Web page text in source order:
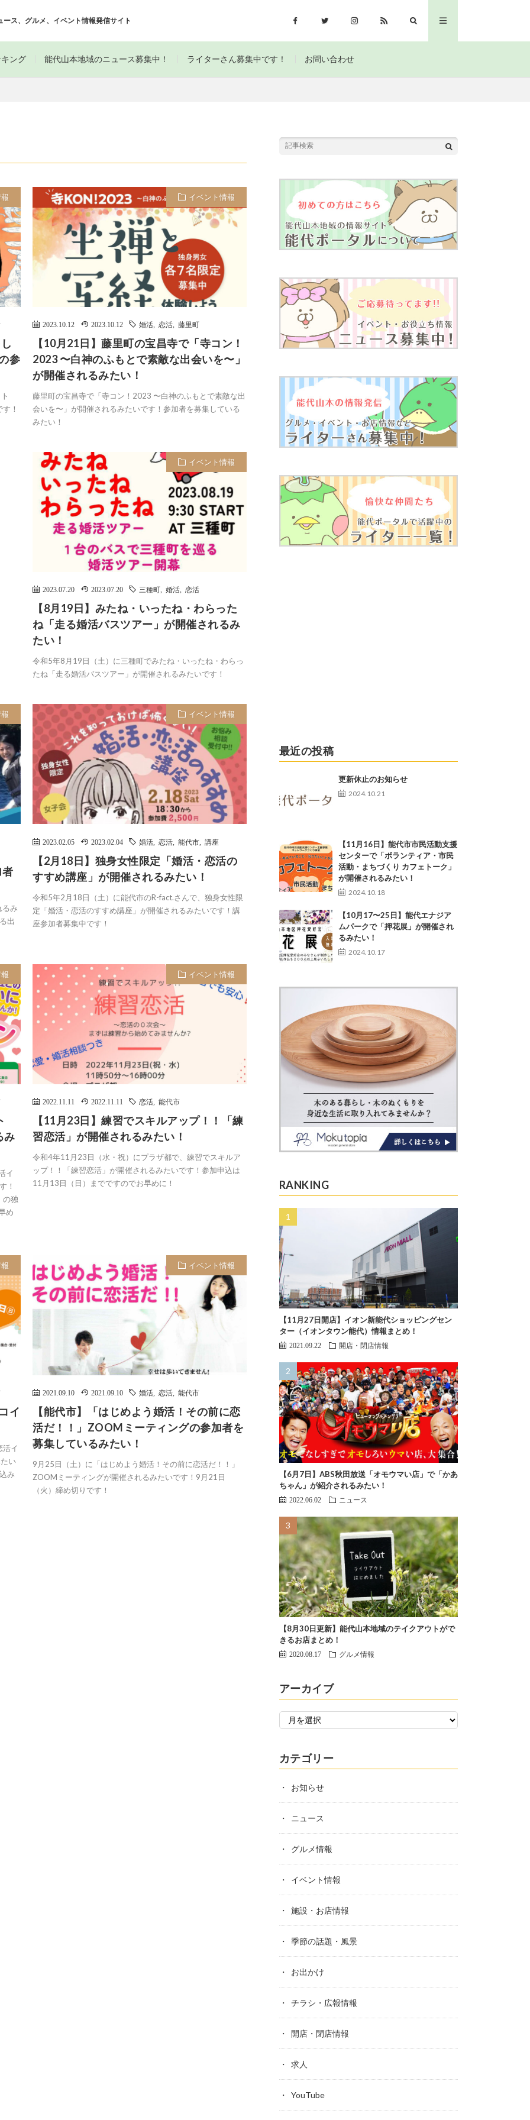
ス、グルメ、イベント情報発信サイト
ング 能代山本地域のニュース募集中！ ライターさん募集中です！ お問い合わせ
参
！
イベント情報
2023.10.12 2023.10.12 婚活 ,恋活 ,藤里町
【10月21日】藤里町の宝昌寺で「寺コン！
2023 〜白神のふもとで素敵な出会いを〜」
が開催されるみたい！
藤里町の宝昌寺で「寺コン！2023 〜白神のふもとで素敵な出
会いを〜」が開催されるみたいです！参加者を募集している
みたい！
イベント情報
2023.07.20 2023.07.20 三種町 ,婚活 ,恋活
【8月19日】みたね・いったね・わらった
ね「走る婚活バスツアー」が開催されるみ
たい！
令和5年8月19日（土）に三種町でみたね・いったね・わらっ
たね「走る婚活バスツアー」が開催されるみたいです！
るみ
出
イベント情報
2023.02.05 2023.02.04 婚活 ,恋活 ,能代市 ,講座
【2月18日】独身女性限定「婚活・恋活の
すすめ講座」が開催されるみたい！
令和5年2月18日（土）に能代市のR-fact.さんで、独身女性限
定「婚活・恋活のすすめ講座」が開催されるみたいです！講
座参加者募集中です！
み
イ
！
の独
め
イベント情報
2022.11.11 2022.11.11 恋活 ,能代市
【11月23日】練習でスキルアップ！！「練
習恋活」が開催されるみたい！
令和4年11月23日（水・祝）にプラザ都で、練習でスキルア
ップ！！「練習恋活」が開催されるみたいです！参加申込は
11月13日（日）までですのでお早めに！
イ
活イ
い
み
イベント情報
2021.09.10 2021.09.10 婚活 ,恋活 ,能代市
【能代市】「はじめよう婚活！その前に恋
活だ！！」ZOOMミーティングの参加者を
募集しているみたい！
9月25日（土）に「はじめよう婚活！その前に恋活だ！！」
ZOOMミーティングが開催されるみたいです！9月21日
（火）締め切りです！
最近の投稿
更新休止のお知らせ
2024.10.21
【11月16日】能代市市民活動支援
センターで「ボランティア・市民
活動・まちづくり カフェトーク」
が開催されるみたい！
2024.10.18
【10月17〜25日】能代エナジア
ムパークで「押花展」が開催され
るみたい！
2024.10.17
RANKING
【11月27日開店】イオン新能代ショッピングセン
ター（イオンタウン能代）情報まとめ！
2021.09.22 開店・閉店情報
【6月7日】ABS秋田放送「オモウマい店」で「かあ
ちゃん」が紹介されるみたい！
2022.06.02 ニュース
【8月30日更新】能代山本地域のテイクアウトがで
きるお店まとめ！
2020.08.17 グルメ情報
アーカイブ
カテゴリー
お知らせ
ニュース
グルメ情報
イベント情報
施設・お店情報
季節の話題・風景
お出かけ
チラシ・広報情報
開店・閉店情報
求人
YouTube